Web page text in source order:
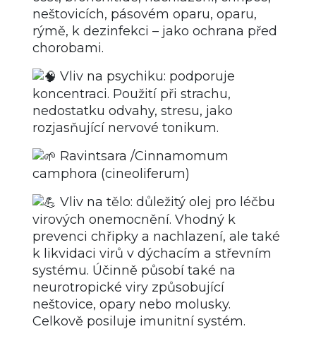
neštovicích, pásovém oparu, oparu,
rýmě, k dezinfekci – jako ochrana před
chorobami.
Vliv na psychiku: podporuje
koncentraci. Použití při strachu,
nedostatku odvahy, stresu, jako
rozjasňující nervové tonikum.
Ravintsara /Cinnamomum
camphora (cineoliferum)
Vliv na tělo: důležitý olej pro léčbu
virových onemocnění. Vhodný k
prevenci chřipky a nachlazení, ale také
k likvidaci virů v dýchacím a střevním
systému. Účinně působí také na
neurotropické viry způsobující
neštovice, opary nebo molusky.
Celkově posiluje imunitní systém.